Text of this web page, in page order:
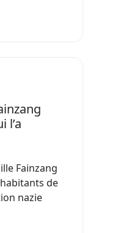
l’a
Fainzang
de
nazie